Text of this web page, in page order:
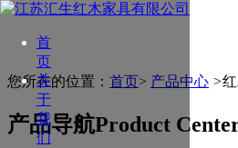
首
页
关
于
我
们
您所在的位置： 首页> 产品中心 >
产品导航Product